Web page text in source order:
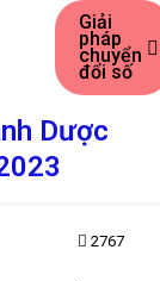
Giải
pháp
chuyển
đổi số
Dược
2767